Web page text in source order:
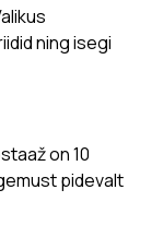
ning isegi
on 10
pidevalt